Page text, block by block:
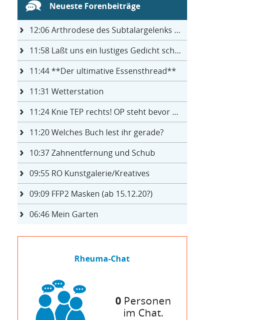
Neueste Forenbeiträge
12:06Arthrodese des Subtalargelenks mit 27
11:58Laßt uns ein lustiges Gedicht schreiben- jeder einen Satz
11:44**Der ultimative Essensthread**
11:31 Wetterstation
11:24Knie TEP rechts! OP steht bevor ...
11:20Welches Buch lest ihr gerade?
10:37Zahnentfernung und Schub
09:55RO Kunstgalerie/Kreatives
09:09FFP2 Masken (ab 15.12.20?)
06:46Mein Garten
Rheuma-Chat
0 Personen
im Chat.